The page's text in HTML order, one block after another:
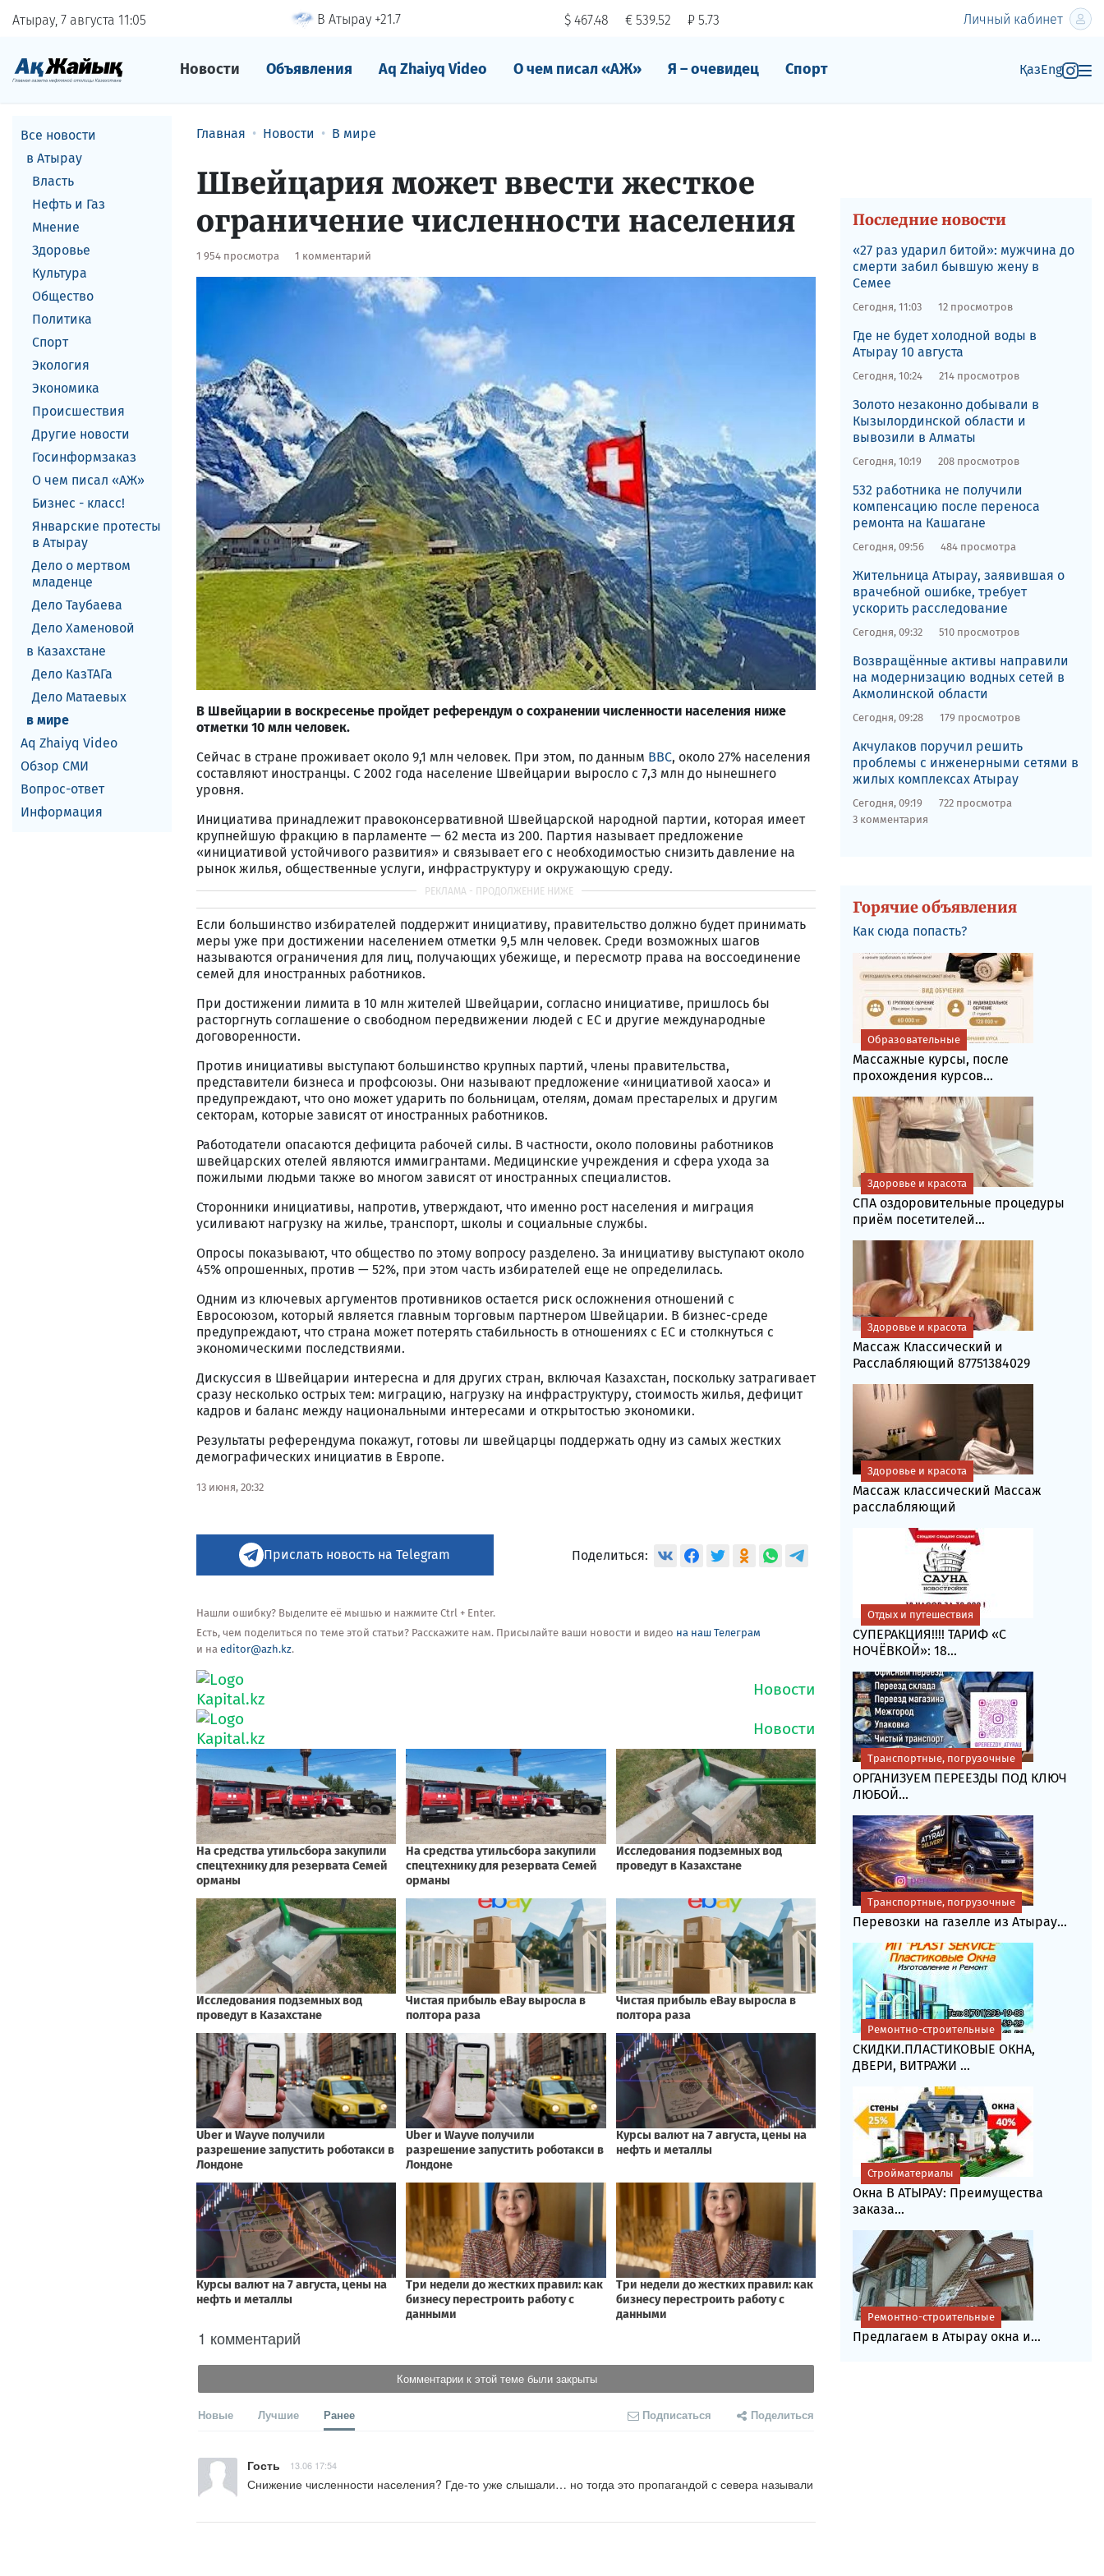
Атырау, 7 августа 11 05 В Атырау +21.7 $ 467.48 € 539.52 ₽ 5.73 Личный кабинет
Новости Объявления Aq Zhaiyq Video О чем писал «АЖ» Я – очевидец Спорт ҚазEng
Все новости
в Атырау
Власть
Нефть и Газ
Мнение
Здоровье
Культура
Общество
Политика
Спорт
Экология
Экономика
Происшествия
Другие новости
Госинформзаказ
О чем писал «АЖ»
Бизнес - класс!
Январские протесты
в Атырау
Дело о мертвом
младенце
Дело Таубаева
Дело Хаменовой
в Казахстане
Дело КазТАГа
Дело Матаевых
в мире
Aq Zhaiyq Video
Обзор СМИ
Вопрос-ответ
Информация
Главная Новости В мире
Швейцария может ввести жесткое
ограничение численности населения
1 954 просмотра 1 комментарий
В Швейцарии в воскресенье пройдет референдум о сохранении численности населения ниже
отметки 10 млн человек.
Сейчас в стране проживает около 9,1 млн человек. При этом, по данным BBC, около 27% населения
составляют иностранцы. С 2002 года население Швейцарии выросло с 7,3 млн до нынешнего
уровня.
Инициатива принадлежит правоконсервативной Швейцарской народной партии, которая имеет
крупнейшую фракцию в парламенте — 62 места из 200. Партия называет предложение
«инициативой устойчивого развития» и связывает его с необходимостью снизить давление на
рынок жилья, общественные услуги, инфраструктуру и окружающую среду.
Если большинство избирателей поддержит инициативу, правительство должно будет принимать
меры уже при достижении населением отметки 9,5 млн человек. Среди возможных шагов
называются ограничения для лиц, получающих убежище, и пересмотр права на воссоединение
семей для иностранных работников.
При достижении лимита в 10 млн жителей Швейцарии, согласно инициативе, пришлось бы
расторгнуть соглашение о свободном передвижении людей с ЕС и другие международные
договоренности.
Против инициативы выступают большинство крупных партий, члены правительства,
представители бизнеса и профсоюзы. Они называют предложение «инициативой хаоса» и
предупреждают, что оно может ударить по больницам, отелям, домам престарелых и другим
секторам, которые зависят от иностранных работников.
Работодатели опасаются дефицита рабочей силы. В частности, около половины работников
швейцарских отелей являются иммигрантами. Медицинские учреждения и сфера ухода за
пожилыми людьми также во многом зависят от иностранных специалистов.
Сторонники инициативы, напротив, утверждают, что именно рост населения и миграция
усиливают нагрузку на жилье, транспорт, школы и социальные службы.
Опросы показывают, что общество по этому вопросу разделено. За инициативу выступают около
45% опрошенных, против — 52%, при этом часть избирателей еще не определилась.
Одним из ключевых аргументов противников остается риск осложнения отношений с
Евросоюзом, который является главным торговым партнером Швейцарии. В бизнес-среде
предупреждают, что страна может потерять стабильность в отношениях с ЕС и столкнуться с
экономическими последствиями.
Дискуссия в Швейцарии интересна и для других стран, включая Казахстан, поскольку затрагивает
сразу несколько острых тем: миграцию, нагрузку на инфраструктуру, стоимость жилья, дефицит
кадров и баланс между национальными интересами и открытостью экономики.
Результаты референдума покажут, готовы ли швейцарцы поддержать одну из самых жестких
демографических инициатив в Европе.
13 июня, 20:32
Прислать новость на Telegram Поделиться:
Нашли ошибку? Выделите её мышью и нажмите Ctrl + Enter.
Есть, чем поделиться по теме этой статьи? Расскажите нам. Присылайте ваши новости и видео на наш Телеграм
и на editor@azh.kz.
1 комментарий
Комментарии к этой теме были закрыты
Новые Лучшие Ранее Подписаться Поделиться
Гость 13.06 17:54
Снижение численности населения? Где-то уже слышали… но тогда это пропагандой с севера называли
Последние новости
​«27 раз ударил битой»: мужчина до
смерти забил бывшую жену в
Семее
Сегодня, 11:03 12 просмотров
Где не будет холодной воды в
Атырау 10 августа
Сегодня, 10:24 214 просмотров
Золото незаконно добывали в
Кызылординской области и
вывозили в Алматы
Сегодня, 10:19 208 просмотров
532 работника не получили
компенсацию после переноса
ремонта на Кашагане
Сегодня, 09:56 484 просмотра
​Жительница Атырау, заявившая о
врачебной ошибке, требует
ускорить расследование
Сегодня, 09:32 510 просмотров
Возвращённые активы направили
на модернизацию водных сетей в
Акмолинской области
Сегодня, 09:28 179 просмотров
Акчулаков поручил решить
проблемы с инженерными сетями в
жилых комплексах Атырау
Сегодня, 09:19
722 просмотра
3 комментария
Горячие объявления
Как сюда попасть?
Массажные курсы, после
прохождения курсов...
Образовательные
СПА оздоровительные процедуры
приём посетителей...
Здоровье и красота
Массаж Классический и
Расслабляющий 87751384029
Здоровье и красота
Массаж классический Массаж
расслабляющий
Здоровье и красота
СУПЕРАКЦИЯ!!!! ТАРИФ «C
НОЧЁВКОЙ»: 18...
Отдых и путешествия
ОРГАНИЗУЕМ ПЕРЕЕЗДЫ ПОД КЛЮЧ
ЛЮБОЙ...
Транспортные, погрузочные
Перевозки на газелле из Атырау...
Транспортные, погрузочные
СКИДКИ.ПЛАСТИКОВЫЕ ОКНА,
ДВЕРИ, ВИТРАЖИ ...
Ремонтно-строительные
Окна В АТЫРАУ: Преимущества
заказа...
Стройматериалы
Предлагаем в Атырау окна и...
Ремонтно-строительные